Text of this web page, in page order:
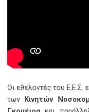
Οι εθελοντές του Ε.Ε.Σ.
των Κινητών